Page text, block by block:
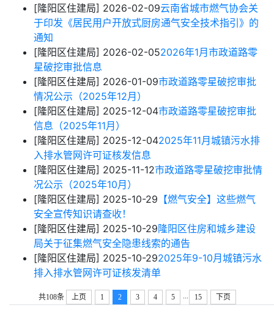
[隆阳区住建局] 2026-02-09云南省城市燃气协会关
于印发《居民用户开放式厨房通气安全技术指引》的
通知
[隆阳区住建局] 2026-02-052026年1月市政道路零
星破挖审批信息
[隆阳区住建局] 2026-01-09市政道路零星破挖审批
情况公示（2025年12月）
[隆阳区住建局] 2025-12-04市政道路零星破挖审批
信息（2025年11月）
[隆阳区住建局] 2025-12-042025年11月城镇污水排
入排水管网许可证核发信息
[隆阳区住建局] 2025-11-12市政道路零星破挖审批情
况公示（2025年10月）
[隆阳区住建局] 2025-10-29 【燃气安全】这些燃气
安全宣传知识请查收！
[隆阳区住建局] 2025-10-29隆阳区住房和城乡建设
局关于征集燃气安全隐患线索的通告
[隆阳区住建局] 2025-10-292025年9-10月城镇污水
排入排水管网许可证核发清单
共108条 上页 1 2 3 4 5 ... 15 下页